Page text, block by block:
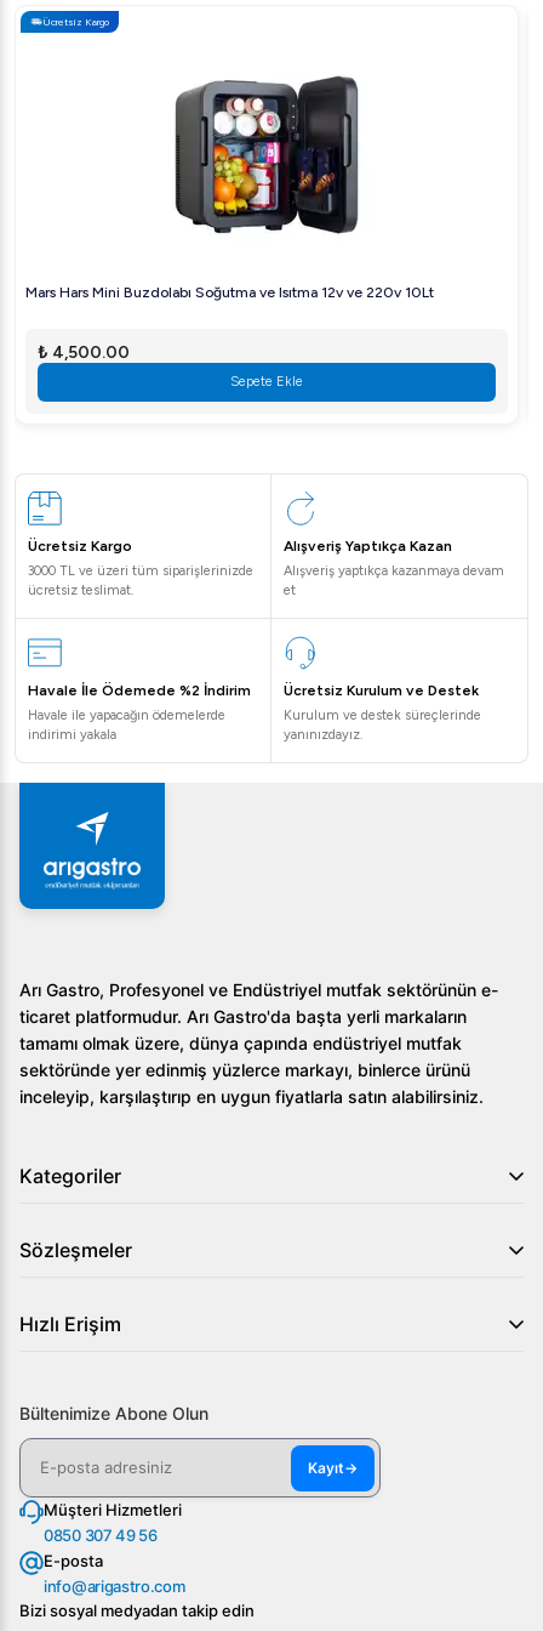
enerji verimliliği sağlar.
Ateşe Titanium Statik Akıllı Dijital Çay Kazanı'nın üstün
özellikleriyle çay servisinizi bir üst seviyeye taşıyın.
için hemen Arıgastro.com'a uğrayın.
Ücretsiz Kargo
Mars Hars Mini Buzdolabı Soğutma ve Isıtma 12v ve 220v 10Lt
₺ 4,500.00
Sepete Ekle
Ücretsiz Kargo
3000 TL ve üzeri tüm siparişlerinizde
ücretsiz teslimat.
Alışveriş Yaptıkça Kazan
Alışveriş yaptıkça kazanmaya devam
et
Havale İle Ödemede %2 İndirim
Havale ile yapacağın ödemelerde
indirimi yakala
Ücretsiz Kurulum ve Destek
Kurulum ve destek süreçlerinde
yanınızdayız.
Arı Gastro, Profesyonel ve Endüstriyel mutfak sektörünün e-
ticaret platformudur. Arı Gastro'da başta yerli markaların
tamamı olmak üzere, dünya çapında endüstriyel mutfak
sektöründe yer edinmiş yüzlerce markayı, binlerce ürünü
inceleyip, karşılaştırıp en uygun fiyatlarla satın alabilirsiniz.
Kategoriler
Sözleşmeler
Hızlı Erişim
Bültenimize Abone Olun
Kayıt→
Müşteri Hizmetleri
0850 307 49 56
E-posta
info@arigastro.com
Bizi sosyal medyadan takip edin